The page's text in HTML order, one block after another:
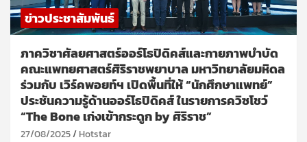
ข่าวประชาสัมพันธ์
ภาควิชาศัลยศาสตร์ออร์โธปิดิคส์และกายภาพบำบัด
คณะแพทยศาสตร์ศิริราชพยาบาล มหาวิทยาลัยมหิดล
ร่วมกับ เวิร์คพอยท์ฯ เปิดพื้นที่ให้ “นักศึกษาแพทย์”
ประชันความรู้ด้านออร์โธปิดิคส์ ในรายการควิซโชว์
“The Bone เก่งเข้ากระดูก by ศิริราช”
27/08/2025 Hotstar